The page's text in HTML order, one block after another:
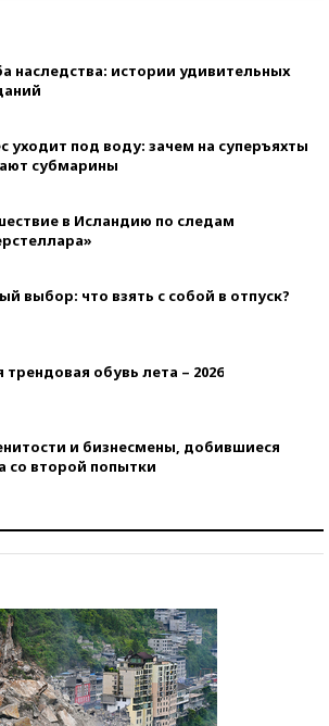
наследства: истории удивительных
уходит под воду: зачем на суперъяхты
субмарины
в Исландию по следам
выбор: что взять с собой в отпуск?
трендовая обувь лета – 2026
и бизнесмены, добившиеся
со второй попытки